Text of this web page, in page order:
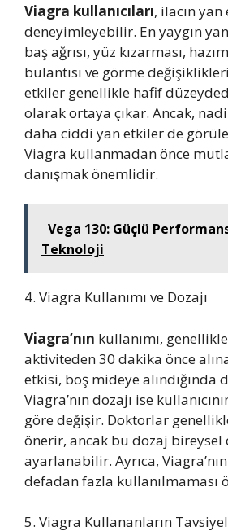
Viagra kullanıcıları, ilacın
deneyimleyebilir. En yaygın
baş ağrısı, yüz kızarması,
bulantısı ve görme
etkiler genellikle hafif
olarak ortaya çıkar. Ancak,
daha ciddi yan etkiler de
Viagra kullanmadan önce
danışmak önemlidir.
Vega 130: Güçlü
Teknoloji
4. Viagra Kullanımı ve Dozajı
Viagra’nın kullanımı,
aktiviteden 30 dakika önce
etkisi, boş mideye alındığında
Viagra’nın dozajı ise
göre değişir. Doktorlar
önerir, ancak bu dozaj bireysel
ayarlanabilir. Ayrıca,
defadan fazla kullanılmaması
5. Viagra Kullananların